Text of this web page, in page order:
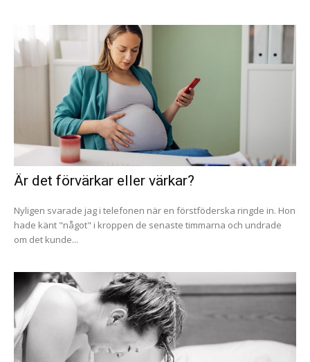
Är det förvärkar eller värkar?
Nyligen svarade jag i telefonen när en förstföderska ringde in. Hon
hade känt "något" i kroppen de senaste timmarna och undrade
om det kunde...